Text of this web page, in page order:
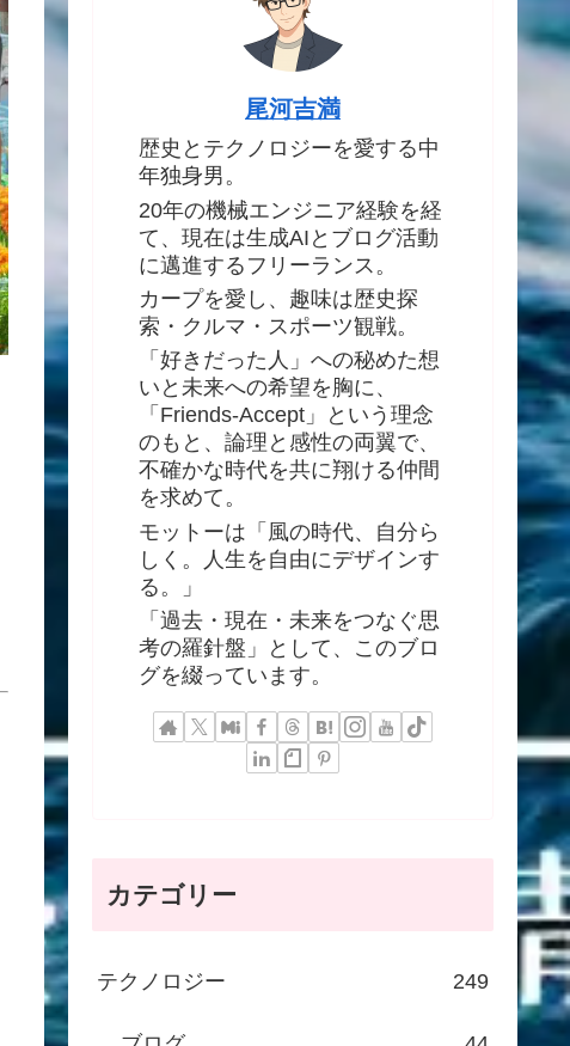
尾河吉満
歴史とテクノロジーを愛する中
年独身男。
20年の機械エンジニア経験を経
て、現在は生成AIとブログ活動
に邁進するフリーランス。
カープを愛し、趣味は歴史探
索・クルマ・スポーツ観戦。
「好きだった人」への秘めた想
いと未来への希望を胸に、
「Friends-Accept」という理念
のもと、論理と感性の両翼で、
不確かな時代を共に翔ける仲間
を求めて。
モットーは「風の時代、自分ら
しく。人生を自由にデザインす
る。」
「過去・現在・未来をつなぐ思
考の羅針盤」として、このブロ
グを綴っています。
カテゴリー
テクノロジー 249